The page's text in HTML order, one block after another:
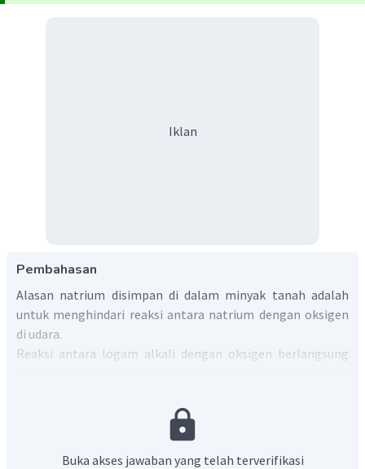
Iklan
Pembahasan
Alasan natrium disimpan di dalam minyak tanah adalah
untuk menghindari reaksi antara natrium dengan oksigen
di udara.
Reaksi antara logam alkali dengan oksigen berlangsung
seperti oksida, peroksida, dan superoksida.
(peroksida)
Buka akses jawaban yang telah terverifikasi